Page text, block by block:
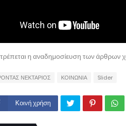
η αναδημοσίευση των άρθρων
ΝΕΚΤΑΡΙΟΣ ΚΟΙΝΩΝΙΑ Slider
Κοινή χρήση